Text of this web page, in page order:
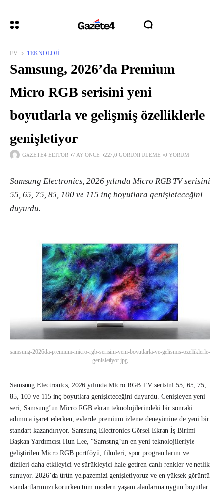
EV TEKNOLOJI
Samsung, 2026’da Premium
Micro RGB serisini yeni
boyutlarla ve gelişmiş özelliklerle
genişletiyor
GAZETE4 EDITÖR 7 AY ÖNCE 227,0 GÖRÜNTÜLEME 0 YORUM
Samsung Electronics, 2026 yılında Micro RGB TV serisini
55, 65, 75, 85, 100 ve 115 inç boyutlara genişleteceğini
duyurdu.
samsung-2026da-premium-micro-rgb-serisini-yeni-boyutlarla-ve-gelismis-ozelliklerle-
genisletiyor.jpg
Samsung Electronics, 2026 yılında Micro RGB TV serisini 55, 65, 75,
85, 100 ve 115 inç boyutlara genişleteceğini duyurdu. Genişleyen yeni
seri, Samsung’un Micro RGB ekran teknolojilerindeki bir sonraki
adımına işaret ederken, evlerde premium izleme deneyimine de yeni bir
standart kazandırıyor. Samsung Electronics Görsel Ekran İş Birimi
Başkan Yardımcısı Hun Lee, “Samsung’un en yeni teknolojileriyle
geliştirilen Micro RGB portföyü, filmleri, spor programlarını ve
dizileri daha etkileyici ve sürükleyici hale getiren canlı renkler ve netlik
sunuyor. 2026’da ürün yelpazemizi genişletiyoruz ve en yüksek görüntü
standartlarımızı korurken tüm modern yaşam alanlarına uygun boyutlar